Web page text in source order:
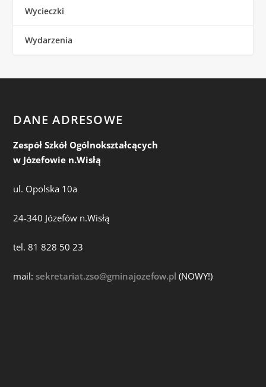
Wycieczki
Wydarzenia
DANE ADRESOWE
Zespół Szkół Ogólnokształcących
w Józefowie n.Wisłą
ul. Opolska 10a
24-340 Józefów n.Wisłą
tel. 81 828 50 23
mail:sekretariat.zso@gminajozefow.pl (NOWY!)